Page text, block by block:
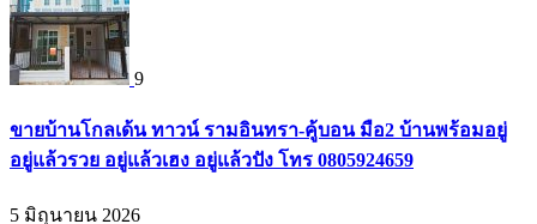
9
ขายบ้านโกลเด้น ทาวน์ รามอินทรา-คู้บอน มือ2 บ้านพร้อมอยู่
อยู่แล้วรวย อยู่แล้วเฮง อยู่แล้วปัง โทร 0805924659
5 มิถุนายน 2026